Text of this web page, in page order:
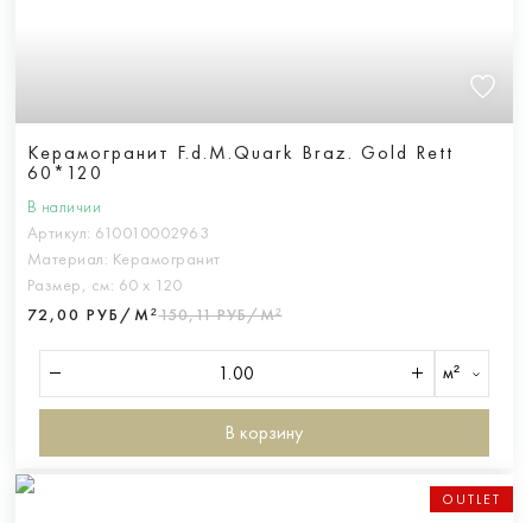
Керамогранит F.d.M.Quark Braz. Gold Rett
60*120
В наличии
Артикул: 610010002963
Материал: Керамогранит
Размер, см: 60 х 120
72,00 РУБ/М²150,11 РУБ/М²
м²
В корзину
OUTLET